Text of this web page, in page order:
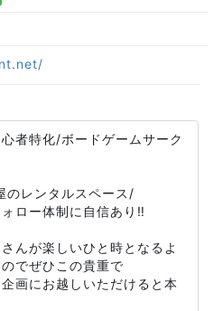
者特化/ボードゲームサーク
のレンタルスペース/
ロー体制に自信あり‼️
んが楽しいひと時となるよ
でぜひこの貴重で
画にお越しいただけると本